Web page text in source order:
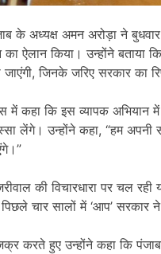
के अध्यक्ष अमन अरोड़ा ने
का ऐलान किया। उन्होंने
जिनके जरिए सरकार का
कहा कि इस व्यापक अभियान
लेंगे। उन्होंने कहा, “हम
की विचारधारा पर चल
चार सालों में ‘आप’ सरकार
करते हुए उन्होंने कहा कि